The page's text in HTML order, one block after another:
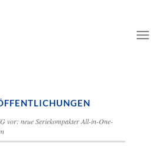
vor: neue Seriekompakter All-in-One-